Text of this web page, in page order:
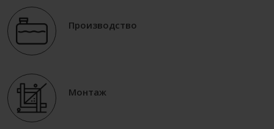
Производство
Монтаж